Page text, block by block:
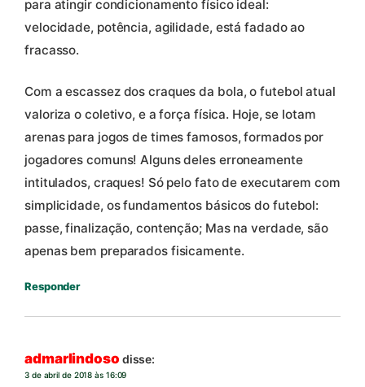
para atingir condicionamento físico ideal:
velocidade, potência, agilidade, está fadado ao
fracasso.
Com a escassez dos craques da bola, o futebol atual
valoriza o coletivo, e a força física. Hoje, se lotam
arenas para jogos de times famosos, formados por
jogadores comuns! Alguns deles erroneamente
intitulados, craques! Só pelo fato de executarem com
simplicidade, os fundamentos básicos do futebol:
passe, finalização, contenção; Mas na verdade, são
apenas bem preparados fisicamente.
Responder
admarlindoso disse:
3 de abril de 2018 às 16:09